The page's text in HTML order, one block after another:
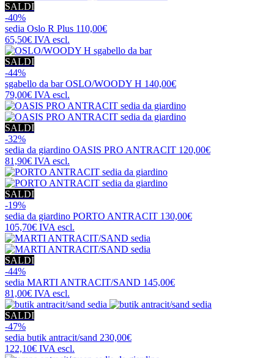
SALDI
-40%
sedia Oslo R Plus 110,00€
65,50€ IVA escl.
SALDI
-44%
sgabello da barOSLO/WOODY H 140,00€
79,00€ IVA escl.
SALDI
-32%
sedia da giardino OASIS PRO ANTRACIT 120,00€
81,90€ IVA escl.
SALDI
-19%
sedia da giardino PORTO ANTRACIT 130,00€
105,70€ IVA escl.
SALDI
-44%
sedia MARTI ANTRACIT/SAND 145,00€
81,00€ IVA escl.
SALDI
-47%
sedia butik antracit/sand 230,00€
122,10€ IVA escl.